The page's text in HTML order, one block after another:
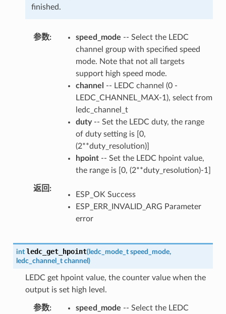
finished.
参数 speed_mode -- Select the LEDC
channel group with specified speed
mode. Note that not all targets
support high speed mode.
channel
-- LEDC channel (0 -
LEDC_CHANNEL_MAX-1), select from
ledc_channel_t
duty-- Set the LEDC duty, the range
of duty setting is [0,
(2**duty_resolution)]
hpoint-- Set the LEDC hpoint value,
the range is [0, (2**duty_resolution)-1]
返回
ESP_OK Success
ESP_ERR_INVALID_ARG Parameter
error
int ledc_get_hpoint(ledc_mode_t speed_mode,
ledc_channel_t channel )
LEDC get hpoint value, the counter value when the
output is set high level.
参数 speed_mode -- Select the LEDC